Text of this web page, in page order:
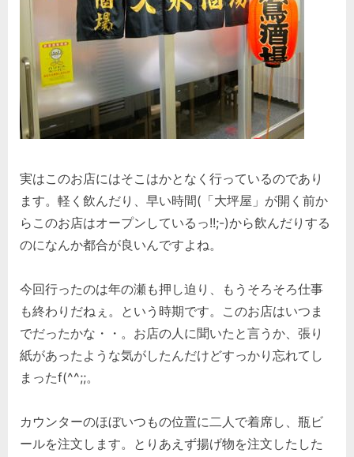
実はこのお店にはそこはかとなく行っているのであり
ます。軽く飲んだり、早い時間(「大坪屋」が開く前か
らこのお店はオープンしているっ!!;-)から飲んだりする
のになんか都合が良いんですよね。
今回行ったのは年の瀬も押し迫り、もうそろそろ仕事
も終わりだねぇ。という時期です。このお店はいつま
でだったかな・・。お店の人に聞いたと言うか、張り
紙があったような気がしたんだけどすっかり忘れてし
まったf(^^;;。
カウンターのほぼいつもの位置に二人で着席し、瓶ビ
ールを注文します。とりあえず揚げ物を注文したした